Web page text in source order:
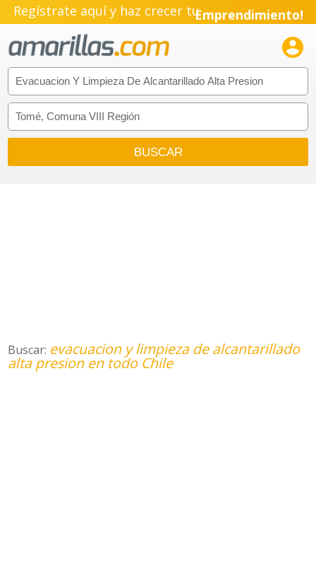
Regístrate aquí y haz crecer tuEmprendimiento!

Buscar: evacuacion y limpieza de alcantarillado
alta presion en todo Chile